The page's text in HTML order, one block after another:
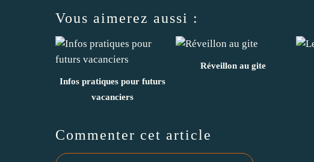
Vous aimerez aussi :
Infos pratiques pour futurs
vacanciers
Réveillon au gite
Commenter cet article